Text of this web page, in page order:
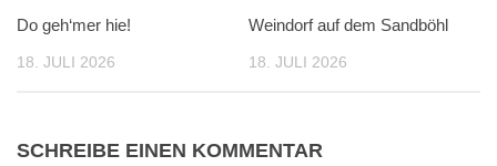
Do geh‘mer hie!
18. JULI 2026
Weindorf auf dem Sandböhl
18. JULI 2026
SCHREIBE EINEN KOMMENTAR